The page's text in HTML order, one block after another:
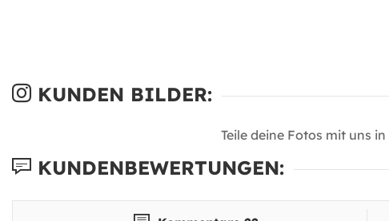
KUNDEN BILDER:
Teile deine Fotos mit uns in
KUNDENBEWERTUNGEN: